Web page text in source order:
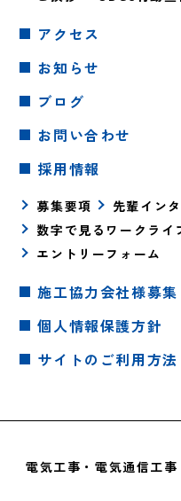
アクセス
お知らせ
ブログ
お問い合わせ
採用情報
募集要項 先輩イン
数字で見るワークライ
エントリーフォーム
施工協力会社様募集
個人情報保護方針
サイトのご利用方法
電気工事・電気通信工